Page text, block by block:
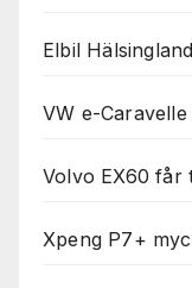
Elbil
VW e-
Volvo EX60 får
Xpeng P7+